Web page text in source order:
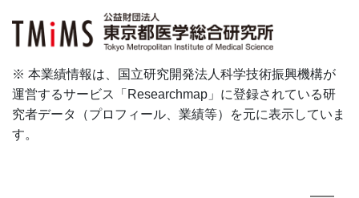
※ 本業績情報は、国立研究開発法人科学技術振興機構が
運営するサービス「Researchmap」に登録されている研
究者データ（プロフィール、業績等）を元に表示していま
す。